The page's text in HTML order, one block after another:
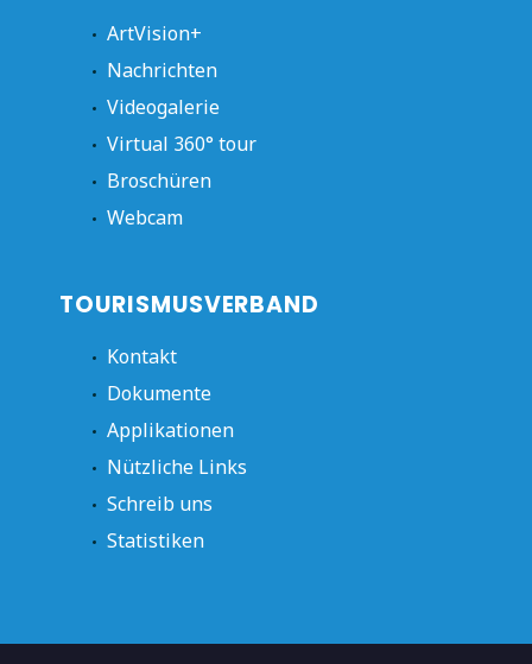
ArtVision+
Nachrichten
Videogalerie
Virtual 360° tour
Broschüren
Webcam
TOURISMUSVERBAND
Kontakt
Dokumente
Applikationen
Nützliche Links
Schreib uns
Statistiken